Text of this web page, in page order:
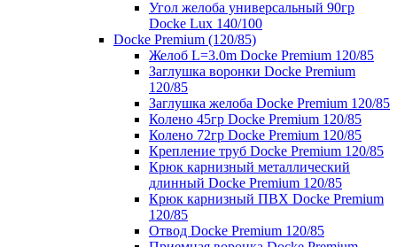
Угол желоба универсальный 90гр
Docke Lux 140/100
Docke Premium (120/85)
Желоб L=3.0m Docke Premium 120/85
Заглушка воронки Docke Premium
120/85
Заглушка желоба Docke Premium 120/85
Колено 45гр Docke Premium 120/85
Колено 72гр Docke Premium 120/85
Крепление труб Docke Premium 120/85
Крюк карнизный металлический
длинный Docke Premium 120/85
Крюк карнизный ПВХ Docke Premium
120/85
Отвод Docke Premium 120/85